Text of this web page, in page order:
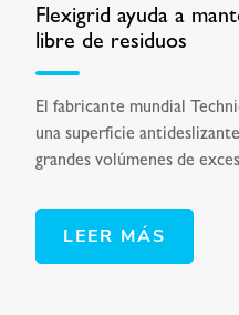
Flexigrid ayuda a
libre de residuos
El fabricante mundial
una superficie
grandes volúmenes de
LEER MÁS